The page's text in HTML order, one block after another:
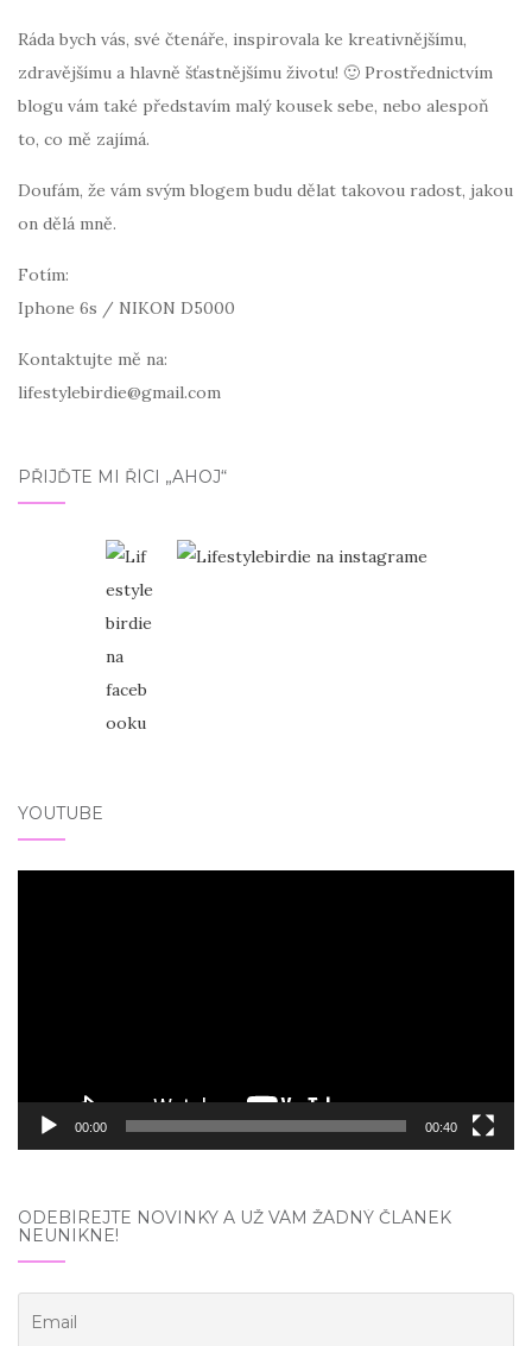
Ráda bych vás, své čtenáře, inspirovala ke kreativnějšímu,
zdravějšímu a hlavně šťastnějšímu životu! 🙂 Prostřednictvím
blogu vám také představím malý kousek sebe, nebo alespoň
to, co mě zajímá.
Doufám, že vám svým blogem budu dělat takovou radost, jakou
on dělá mně.
Fotím:
Iphone 6s / NIKON D5000
Kontaktujte mě na:
lifestylebirdie@gmail.com
PŘIJĎTE MI ŘÍCI „AHOJ“
YOUTUBE
00:00 00:40
ODEBÍREJTE NOVINKY A UŽ VÁM ŽÁDNÝ ČLÁNEK
NEUNIKNE!